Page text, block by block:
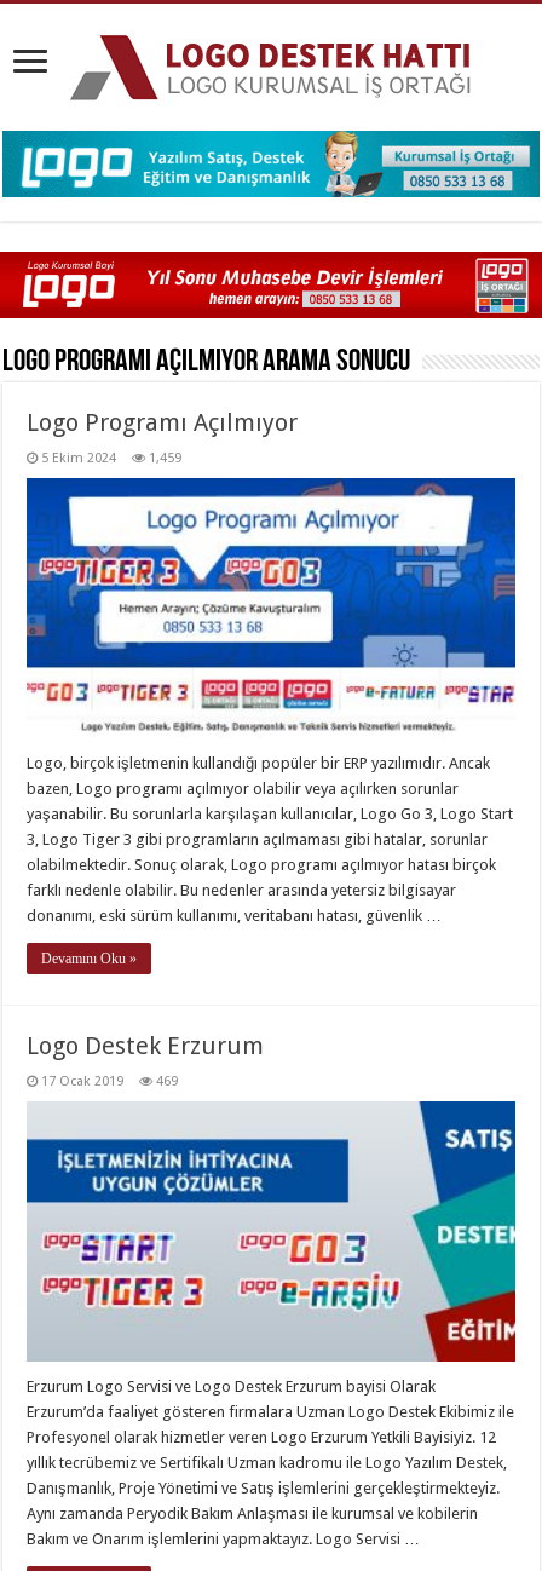
Logo Programı AçılmıyorArama Sonucu
Logo Programı Açılmıyor
5 Ekim 2024 1,459
Logo, birçok işletmenin kullandığı popüler bir ERP yazılımıdır. Ancak
bazen, Logo programı açılmıyor olabilir veya açılırken sorunlar
yaşanabilir. Bu sorunlarla karşılaşan kullanıcılar, Logo Go 3, Logo Start
3, Logo Tiger 3 gibi programların açılmaması gibi hatalar, sorunlar
olabilmektedir. Sonuç olarak, Logo programı açılmıyor hatası birçok
farklı nedenle olabilir. Bu nedenler arasında yetersiz bilgisayar
donanımı, eski sürüm kullanımı, veritabanı hatası, güvenlik …
Devamını Oku »
Logo Destek Erzurum
17 Ocak 2019 469
Erzurum Logo Servisi ve Logo Destek Erzurum bayisi Olarak
Erzurum’da faaliyet gösteren firmalara Uzman Logo Destek Ekibimiz ile
Profesyonel olarak hizmetler veren Logo Erzurum Yetkili Bayisiyiz. 12
yıllık tecrübemiz ve Sertifikalı Uzman kadromu ile Logo Yazılım Destek,
Danışmanlık, Proje Yönetimi ve Satış işlemlerini gerçekleştirmekteyiz.
Aynı zamanda Peryodik Bakım Anlaşması ile kurumsal ve kobilerin
Bakım ve Onarım işlemlerini yapmaktayız. Logo Servisi …